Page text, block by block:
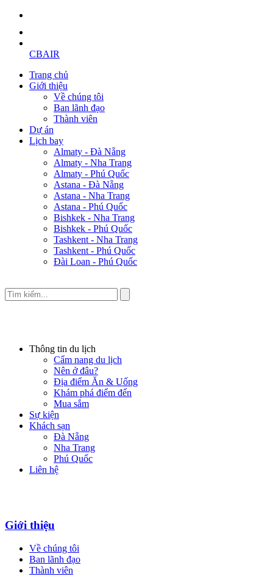
CBAIR
Trang chủ
Giới thiệu
Về chúng tôi
Ban lãnh đạo
Thành viên
Dự án
Lịch bay
Almaty - Đà Nẵng
Almaty - Nha Trang
Almaty - Phú Quốc
Astana - Đà Nẵng
Astana - Nha Trang
Astana - Phú Quốc
Bishkek - Nha Trang
Bishkek - Phú Quốc
Tashkent - Nha Trang
Tashkent - Phú Quốc
Đài Loan - Phú Quốc
Thông tin du lịch
Cẩm nang du lịch
Nên ở đâu?
Địa điểm Ăn & Uống
Khám phá điểm đến
Mua sắm
Sự kiện
Khách sạn
Đà Nẵng
Nha Trang
Phú Quốc
Liên hệ
Giới thiệu
Về chúng tôi
Ban lãnh đạo
Thành viên